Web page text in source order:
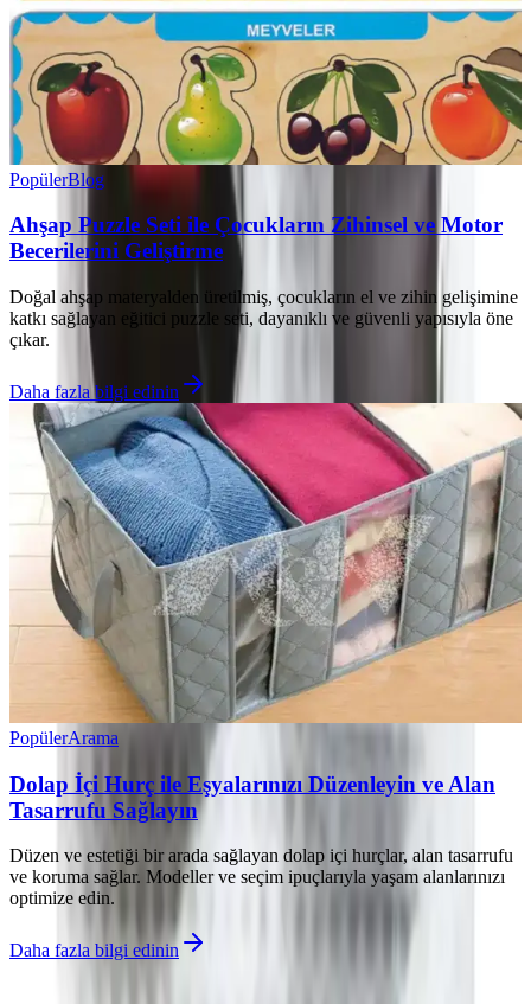
PopülerBlog
Ahşap Puzzle Seti ile Çocukların Zihinsel ve Motor
Becerilerini Geliştirme
Doğal ahşap materyalden üretilmiş, çocukların el ve zihin gelişimine
katkı sağlayan eğitici puzzle seti, dayanıklı ve güvenli yapısıyla öne
çıkar.
Daha fazla bilgi edinin
PopülerArama
Dolap İçi Hurç ile Eşyalarınızı Düzenleyin ve Alan
Tasarrufu Sağlayın
Düzen ve estetiği bir arada sağlayan dolap içi hurçlar, alan tasarrufu
ve koruma sağlar. Modeller ve seçim ipuçlarıyla yaşam alanlarınızı
optimize edin.
Daha fazla bilgi edinin